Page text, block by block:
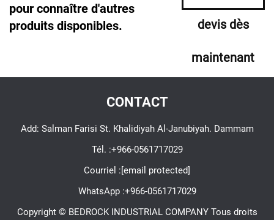
pour connaître d'autres
produits disponibles.
devis dès
maintenant
CONTACT
Add: Salman Farisi St. Khalidiyah Al-Janubiyah. Dammam
Tél. :+966-0561717029
Courriel :[email protected]
WhatsApp :+966-0561717029
Copyright © BEDROCK INDUSTRIAL COMPANY Tous droits